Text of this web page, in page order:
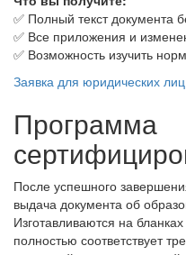
✅ Полный текст документа
✅ Все приложения и
✅ Возможность изучить
Заявка для юридических лиц
Программа
После успешного
выдача документа об
Изготавливаются на
полностью соответствует